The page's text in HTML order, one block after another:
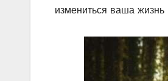
измениться ваша